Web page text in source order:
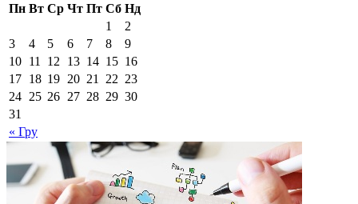
Пн Вт Ср Чт Пт Сб Нд
« Гру
1
2
3
4 5 6 7 8
9
10 11 12 13 14 15 16
17 18 19 20 21 22 23
24 25 26 27 28 29 30
31